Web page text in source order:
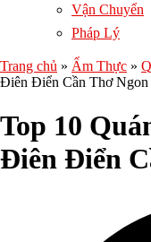
Vận Chuyển
Pháp Lý
Trang chủ » Ẩm Thực »
Điên Điển Cần Thơ Ngon
Top 10
Điên Điển